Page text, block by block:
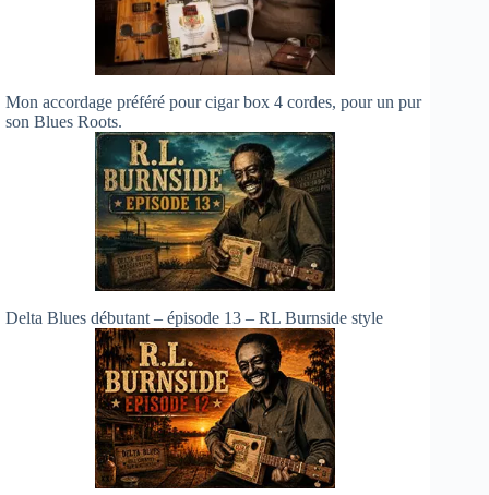
Mon accordage préféré pour cigar box 4 cordes, pour un pur
son Blues Roots.
Delta Blues débutant – épisode 13 – RL Burnside style